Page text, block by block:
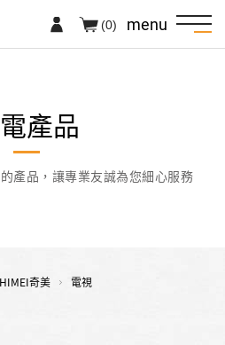
menu
(0)
產品
產品，讓專業友誠為您細心服務
奇美 電視